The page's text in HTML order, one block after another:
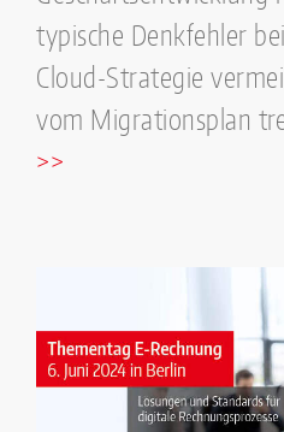
typische Denkfehler
Cloud-Strategie
vom Migrationsplan
>>